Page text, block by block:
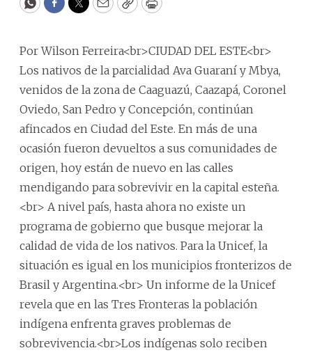
WhatsApp
Facebook
Twitter
EmailCopyPrint
Por Wilson Ferreira<br>CIUDAD DEL ESTE<br>
Los nativos de la parcialidad Ava Guaraní y Mbya,
venidos de la zona de Caaguazú, Caazapá, Coronel
Oviedo, San Pedro y Concepción, continúan
afincados en Ciudad del Este. En más de una
ocasión fueron devueltos a sus comunidades de
origen, hoy están de nuevo en las calles
mendigando para sobrevivir en la capital esteña.
<br> A nivel país, hasta ahora no existe un
programa de gobierno que busque mejorar la
calidad de vida de los nativos. Para la Unicef, la
situación es igual en los municipios fronterizos de
Brasil y Argentina.<br> Un informe de la Unicef
revela que en las Tres Fronteras la población
indígena enfrenta graves problemas de
sobrevivencia.<br>Los indígenas solo reciben